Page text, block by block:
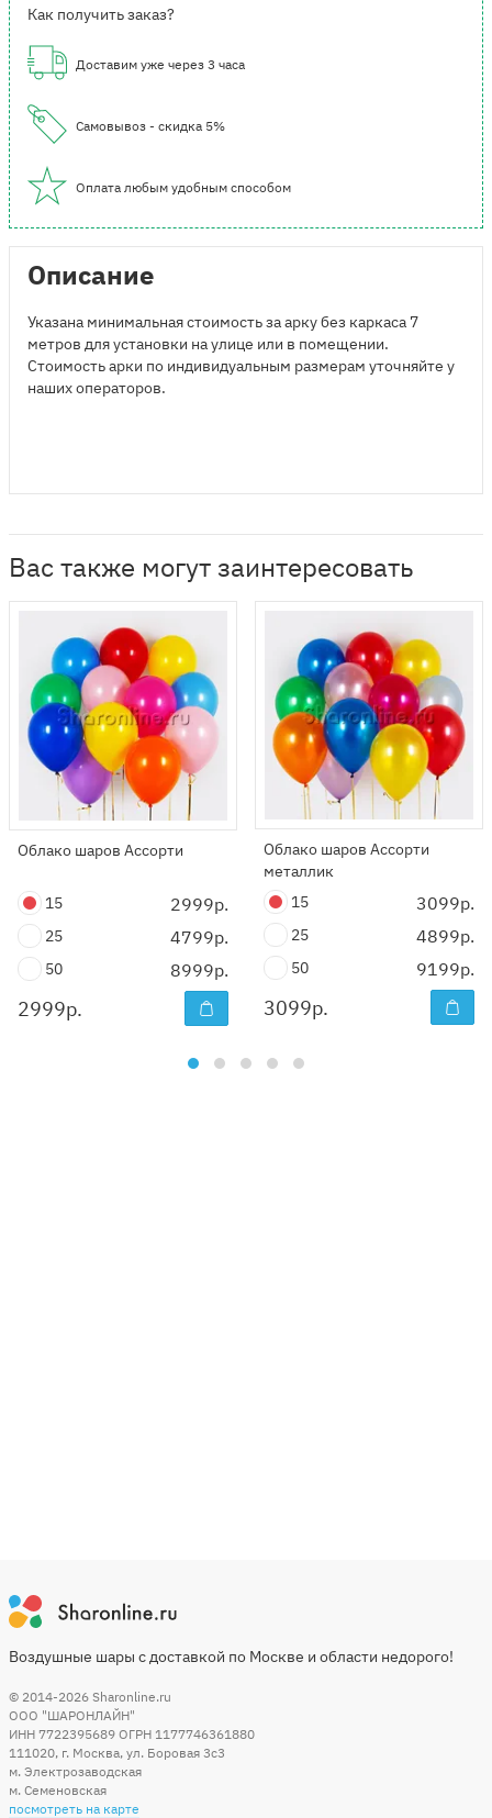
Как получить заказ?
Доставим уже через 3 часа
Самовывоз - скидка 5%
Оплата любым удобным способом
Описание
Указана минимальная стоимость за арку без каркаса 7
метров для установки на улице или в помещении.
Стоимость арки по индивидуальным размерам уточняйте у
наших операторов.
Вас также могут заинтересовать
Облако шаров Ассорти
15 2999р.
25 4799р.
50 8999р.
2999р.
Облако шаров Ассорти
металлик
15
3099р.
25 4899р.
50 9199р.
3099р.
Воздушные шары с доставкой по Москве и области недорого!
© 2014-2026 Sharonline.ru
ООО "ШАРОНЛАЙН"
ИНН 7722395689 ОГРН 1177746361880
111020, г. Москва, ул. Боровая 3c3
м. Электрозаводская
м. Семеновская
посмотреть на карте